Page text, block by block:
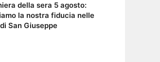
della sera 5 agosto:
la nostra fiducia nelle
San Giuseppe